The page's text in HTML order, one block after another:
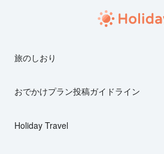
旅のしおり
おでかけプラン投稿ガイドライン
Holiday Travel